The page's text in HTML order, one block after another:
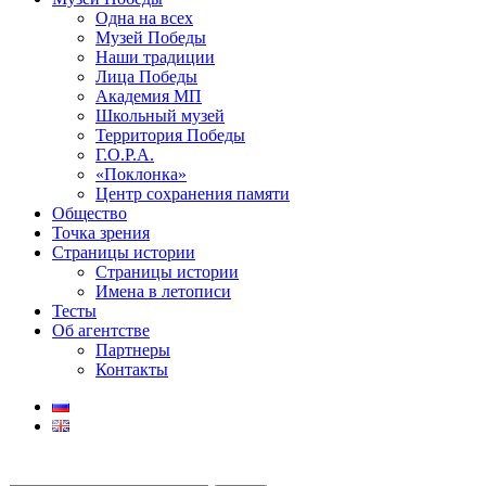
Одна на всех
Музей Победы
Наши традиции
Лица Победы
Академия МП
Школьный музей
Территория Победы
Г.О.Р.А.
«Поклонка»
Центр сохранения памяти
Общество
Точка зрения
Страницы истории
Страницы истории
Имена в летописи
Тесты
Об агентстве
Партнеры
Контакты